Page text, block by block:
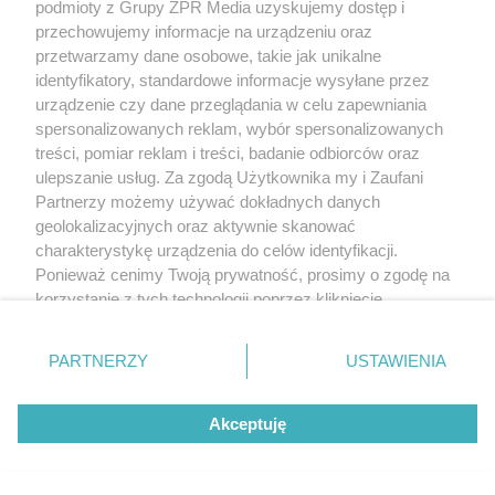
przede wszystkim w przypadku występowania
dolegliwości: bólów brzucha, męczącej zgagi, utraty
apetytu, wymiotów,
chudnięcia .
Gastroskopię profilaktyczną robi się stosunkowo
rzadko, m.in. osobom z przełykiem Barretta,
przewlekłym zanikowym zapaleniem błony
śluzowej żołądka oraz osobom z niektórymi
zespołami uwarunkowanymi genetycznie. Dobrym
nieinwazyjnym badaniem narządów jamy brzusznej
czasem pomaga uniknąć inwazyjnej kolonoskopii.
Najczęstszą chorobą żołądka jest zapalenie błony
podmioty z Grupy ZPR Media uzyskujemy dostęp i
przechowujemy informacje na urządzeniu oraz
przetwarzamy dane osobowe, takie jak unikalne
identyfikatory, standardowe informacje wysyłane przez
urządzenie czy dane przeglądania w celu zapewniania
spersonalizowanych reklam, wybór spersonalizowanych
treści, pomiar reklam i treści, badanie odbiorców oraz
ulepszanie usług. Za zgodą Użytkownika my i Zaufani
Partnerzy możemy używać dokładnych danych
geolokalizacyjnych oraz aktywnie skanować
charakterystykę urządzenia do celów identyfikacji.
Ponieważ cenimy Twoją prywatność, prosimy o zgodę na
korzystanie z tych technologii poprzez kliknięcie
zmienić/wycofać klikając przycisk ustawień prywatności
znajdujący się w lewym dolnym rogu strony
rodzaje przetwarzania danych nie wymagają zgody
użytkownika, ale masz prawo sprzeciwić się takiemu
przetwarzaniu. Preferencje będą miały zastosowanie tylko
PARTNERZY USTAWIENIA
Akceptuję